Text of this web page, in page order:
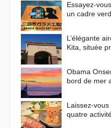
Essayez-
un cadre
L’élégante
Kita, située
Obama
bord de mer
Laissez-
quatre